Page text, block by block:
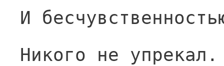
И
Никого не упрекал.